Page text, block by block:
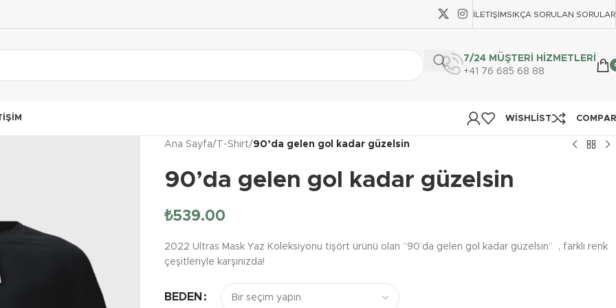
İLETIŞIMSIKÇA SORULAN SORULAR
7/24 MÜŞTERİ HİZMETLERİ
+41 76 685 68 88
WISHLIST
Ana Sayfa/ T-Shirt/90’da gelen gol kadar güzelsin
90’da gelen gol kadar güzelsin
₺539.00
2022 Ultras Mask Yaz Koleksiyonu tişört ürünü olan ”90’da gelen gol kadar güzelsin” , farklı renk
çeşitleriyle karşınızda!
BEDEN